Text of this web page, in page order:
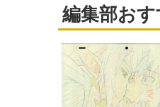
編集部お